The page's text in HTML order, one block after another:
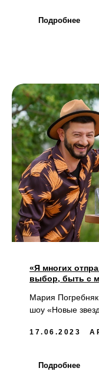
Подробнее
«Я многих
выбор, быть с
Мария
шоу «Новые
17.06.2023
Подробнее